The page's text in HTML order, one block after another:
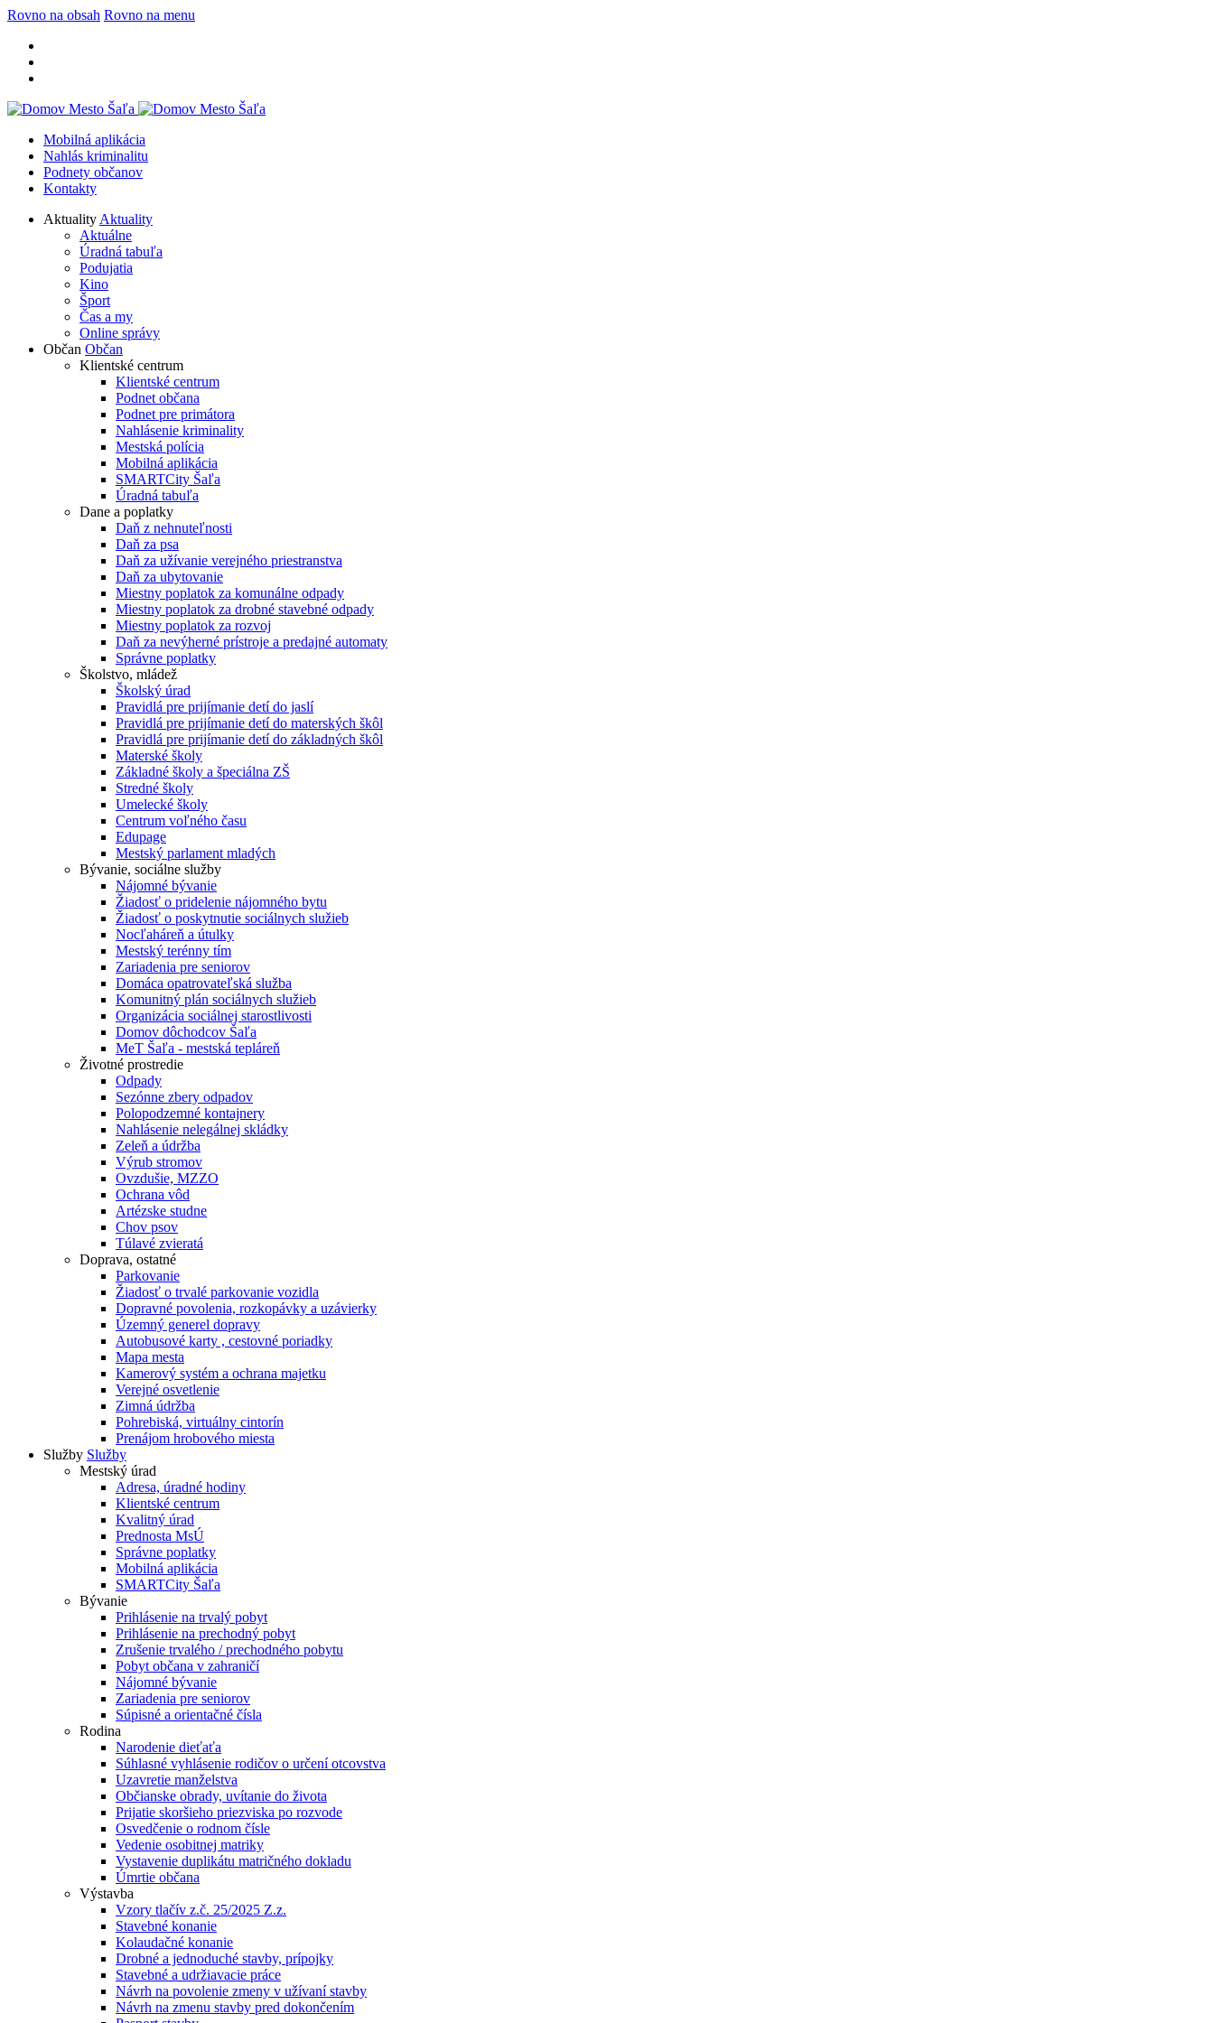
Rovno na obsah Rovno na menu
Mobilná aplikácia
Nahlás kriminalitu
Podnety občanov
Kontakty
Aktuality Aktuality
Aktuálne
Úradná tabuľa
Podujatia
Kino
Šport
Čas a my
Online správy
Občan Občan
Klientské centrum
Klientské centrum
Podnet občana
Podnet pre primátora
Nahlásenie kriminality
Mestská polícia
Mobilná aplikácia
SMARTCity Šaľa
Úradná tabuľa
Dane a poplatky
Daň z nehnuteľnosti
Daň za psa
Daň za užívanie verejného priestranstva
Daň za ubytovanie
Miestny poplatok za komunálne odpady
Miestny poplatok za drobné stavebné odpady
Miestny poplatok za rozvoj
Daň za nevýherné prístroje a predajné automaty
Správne poplatky
Školstvo, mládež
Školský úrad
Pravidlá pre prijímanie detí do jaslí
Pravidlá pre prijímanie detí do materských škôl
Pravidlá pre prijímanie detí do základných škôl
Materské školy
Základné školy a špeciálna ZŠ
Stredné školy
Umelecké školy
Centrum voľného času
Edupage
Mestský parlament mladých
Bývanie, sociálne služby
Nájomné bývanie
Žiadosť o pridelenie nájomného bytu
Žiadosť o poskytnutie sociálnych služieb
Nocľaháreň a útulky
Mestský terénny tím
Zariadenia pre seniorov
Domáca opatrovateľská služba
Komunitný plán sociálnych služieb
Organizácia sociálnej starostlivosti
Domov dôchodcov Šaľa
MeT Šaľa - mestská tepláreň
Životné prostredie
Odpady
Sezónne zbery odpadov
Polopodzemné kontajnery
Nahlásenie nelegálnej skládky
Zeleň a údržba
Výrub stromov
Ovzdušie, MZZO
Ochrana vôd
Artézske studne
Chov psov
Túlavé zvieratá
Doprava, ostatné
Parkovanie
Žiadosť o trvalé parkovanie vozidla
Dopravné povolenia, rozkopávky a uzávierky
Územný generel dopravy
Autobusové karty , cestovné poriadky
Mapa mesta
Kamerový systém a ochrana majetku
Verejné osvetlenie
Zimná údržba
Pohrebiská, virtuálny cintorín
Prenájom hrobového miesta
Služby Služby
Mestský úrad
Adresa, úradné hodiny
Klientské centrum
Kvalitný úrad
Prednosta MsÚ
Správne poplatky
Mobilná aplikácia
SMARTCity Šaľa
Bývanie
Prihlásenie na trvalý pobyt
Prihlásenie na prechodný pobyt
Zrušenie trvalého / prechodného pobytu
Pobyt občana v zahraničí
Nájomné bývanie
Zariadenia pre seniorov
Súpisné a orientačné čísla
Rodina
Narodenie dieťaťa
Súhlasné vyhlásenie rodičov o určení otcovstva
Uzavretie manželstva
Občianske obrady, uvítanie do života
Prijatie skoršieho priezviska po rozvode
Osvedčenie o rodnom čísle
Vedenie osobitnej matriky
Vystavenie duplikátu matričného dokladu
Úmrtie občana
Výstavba
Vzory tlačív z.č. 25/2025 Z.z.
Stavebné konanie
Kolaudačné konanie
Drobné a jednoduché stavby, prípojky
Stavebné a udržiavacie práce
Návrh na povolenie zmeny v užívaní stavby
Návrh na zmenu stavby pred dokončením